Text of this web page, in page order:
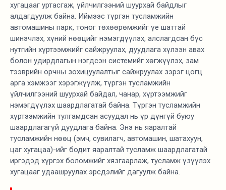
хугацааг уртасгаж, үйлчилгээний шуурхай байдлыг
алдагдуулж байна. Иймээс түргэн тусламжийн
автомашины парк, тоног төхөөрөмжийг үе шаттай
шинэчлэх, хүний нөөцийг нэмэгдүүлэх, алслагдсан бүс
нутгийн хүртээмжийг сайжруулах, дуудлага хүлээн авах
болон удирдлагын нэгдсэн системийг хөгжүүлэх, зам
тээврийн орчны зохицуулалтыг сайжруулах зэрэг цогц
арга хэмжээг хэрэгжүүлж, түргэн тусламжийн
үйлчилгээний шуурхай байдал, чанар, хүртээмжийг
нэмэгдүүлэх шаардлагатай байна. Түргэн тусламжийн
хүртээмжийн тулгамдсан асуудал нь үр дүнгүй буюу
шаардлагагүй дуудлага байна. Энэ нь яаралтай
тусламжийн нөөц (эмч, сувилагч, автомашин, шатахуун,
цаг хугацаа)-ийг бодит яаралтай тусламж шаардлагатай
иргэдэд хүргэх боломжийг хязгаарлаж, тусламж үзүүлэх
хугацааг удаашруулах эрсдэлийг дагуулж байна.